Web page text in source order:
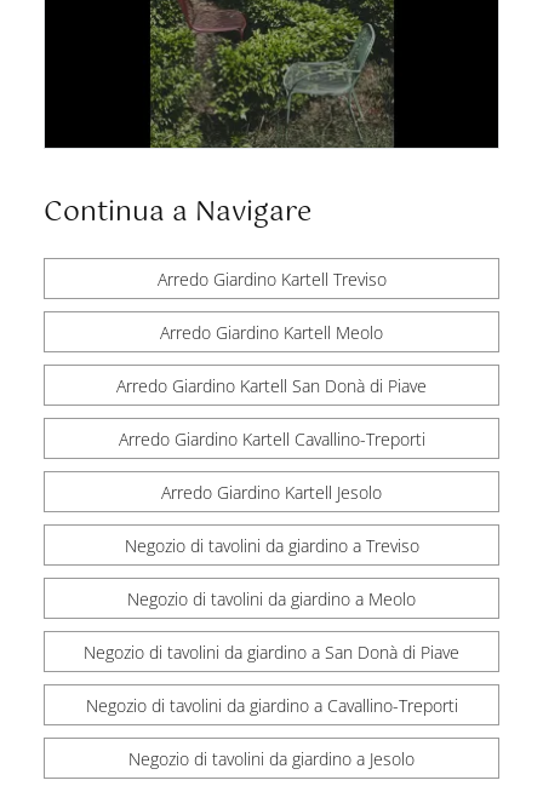
Continua a Navigare
Arredo Giardino Kartell Treviso
Arredo Giardino Kartell Meolo
Arredo Giardino Kartell San Donà di Piave
Arredo Giardino Kartell Cavallino-Treporti
Arredo Giardino Kartell Jesolo
Negozio di tavolini da giardino a Treviso
Negozio di tavolini da giardino a Meolo
Negozio di tavolini da giardino a San Donà di Piave
Negozio di tavolini da giardino a Cavallino-Treporti
Negozio di tavolini da giardino a Jesolo